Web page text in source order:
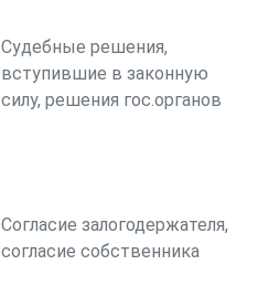
Судебные решения,
вступившие в законную
силу, решения гос.органов
Согласие залогодержателя,
согласие собственника